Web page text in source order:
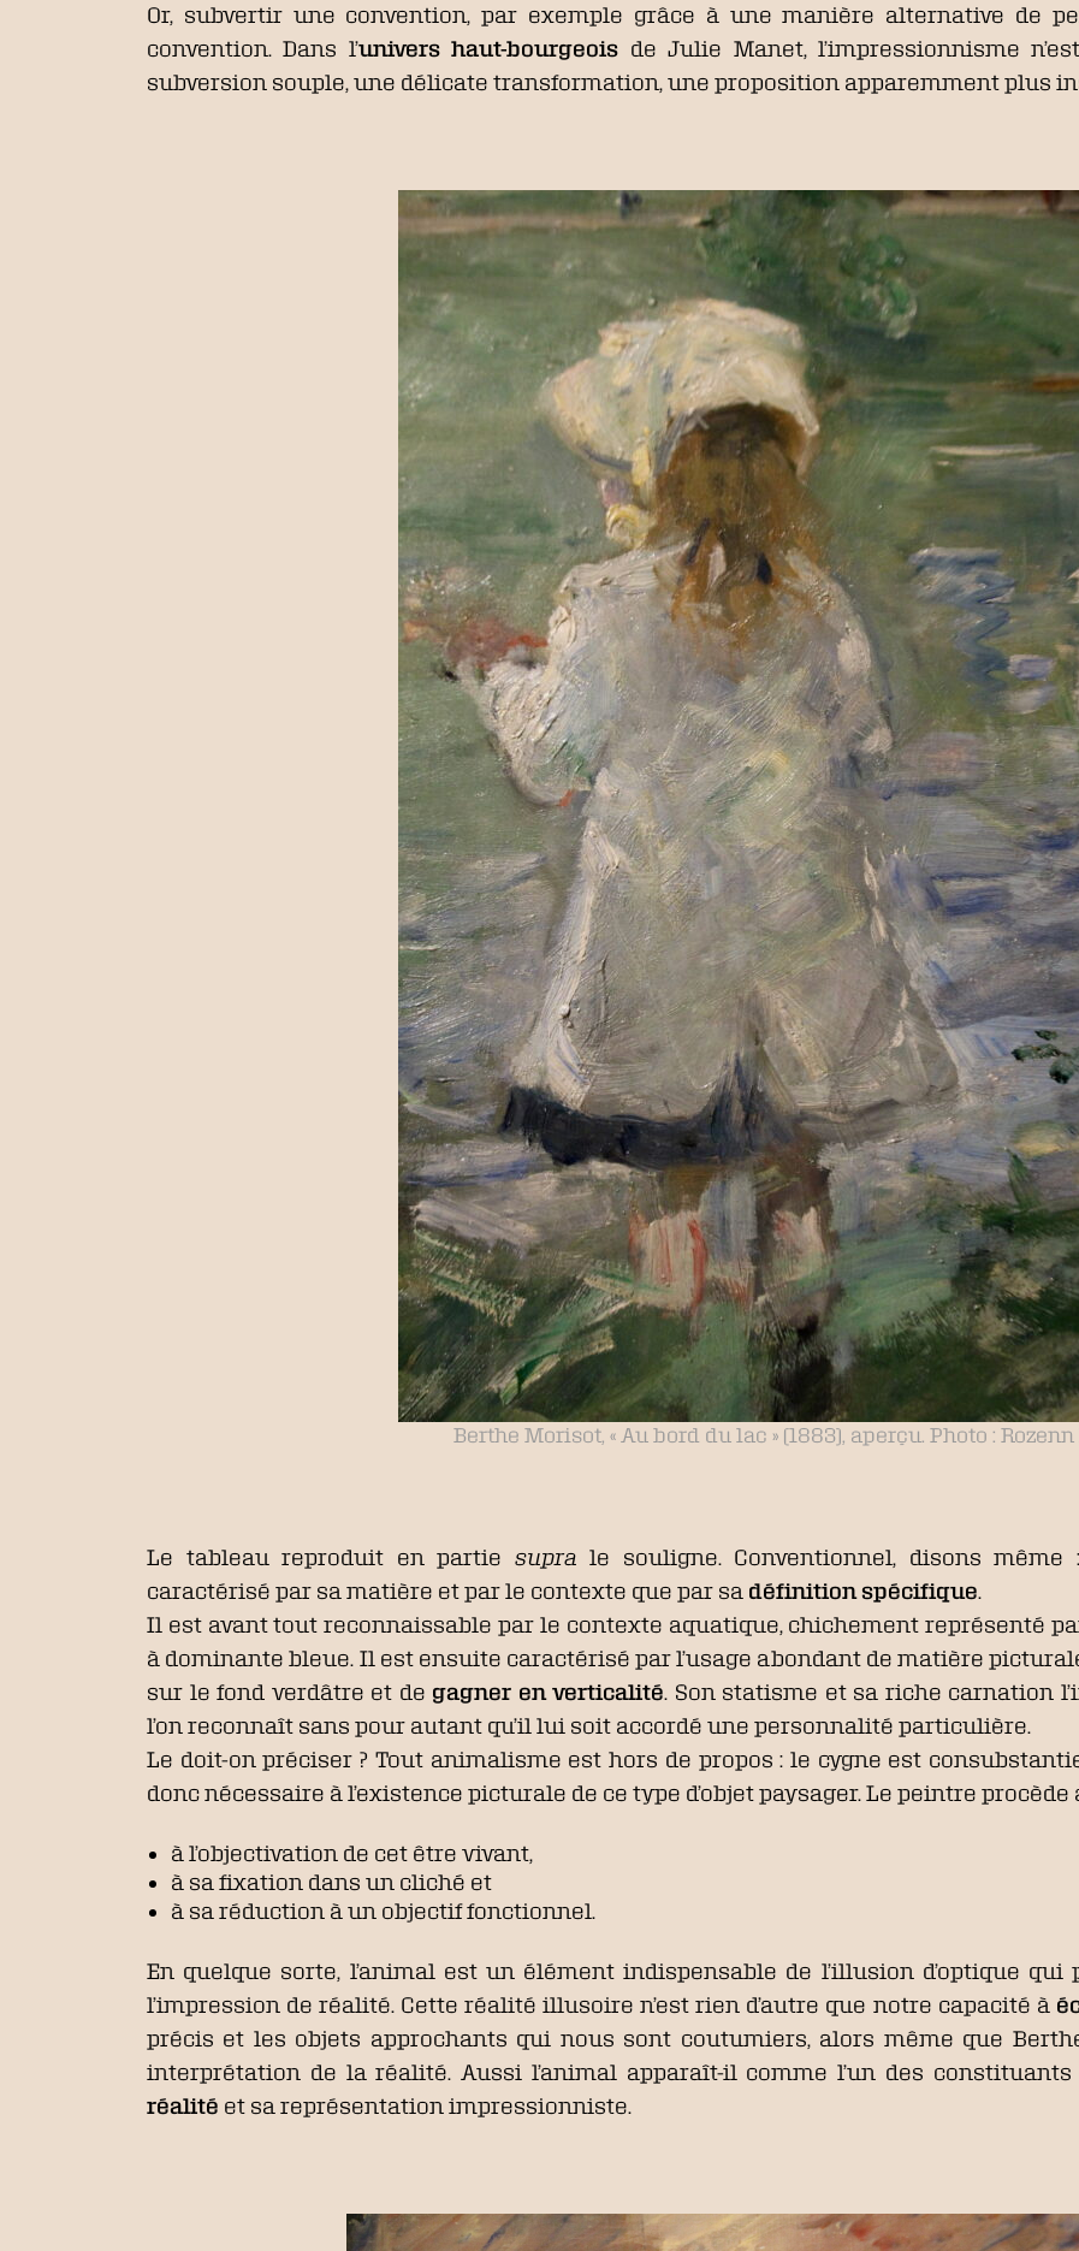
Or, subvertir une convention, par exemple grâce à une manière alternative de
convention. Dans l’univers haut-bourgeois de Julie Manet, l’impressionnisme
subversion souple, une délicate transformation, une proposition apparemment plus
Berthe Morisot, « Au bord du lac » (1883), aperçu. Photo :
Le tableau reproduit en partie supra le souligne. Conventionnel, disons même
caractérisé par sa matière et par le contexte que par sa définition spécifique.
Il est avant tout reconnaissable par le contexte aquatique, chichement représenté
à dominante bleue. Il est ensuite caractérisé par l’usage abondant de matière
sur le fond verdâtre et de gagner en verticalité. Son statisme et sa riche carnation
l’on reconnaît sans pour autant qu’il lui soit accordé une personnalité particulière.
Le doit-on préciser ? Tout animalisme est hors de propos : le cygne est
donc nécessaire à l’existence picturale de ce type d’objet paysager. Le peintre procède
à l’objectivation de cet être vivant,
à sa fixation dans un cliché et
à sa réduction à un objectif fonctionnel.
En quelque sorte, l’animal est un élément indispensable de l’illusion d’optique
l’impression de réalité. Cette réalité illusoire n’est rien d’autre que notre capacité à
précis et les objets approchants qui nous sont coutumiers, alors même que
interprétation de la réalité. Aussi l’animal apparaît-il comme l’un des
réalité et sa représentation impressionniste.